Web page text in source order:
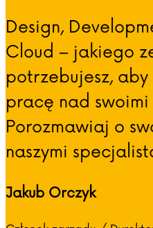
Design,
Cloud – jakiego
potrzebujesz, aby
pracę nad
Porozmawiaj o
naszymi
Jakub Orczyk